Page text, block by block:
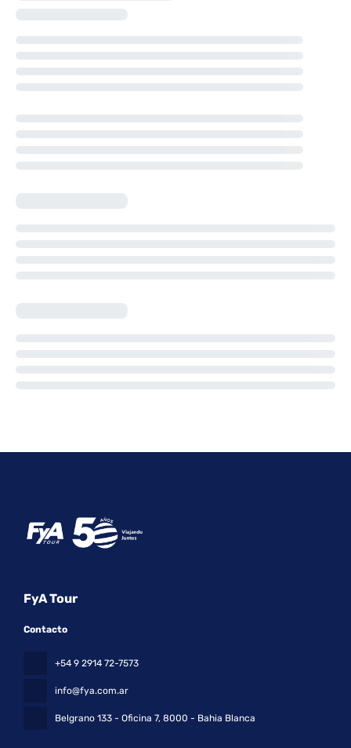
FyA Tour
Contacto
+54 9 2914 72-7573
info@fya.com.ar
Belgrano 133 - Oficina 7, 8000 - Bahia Blanca